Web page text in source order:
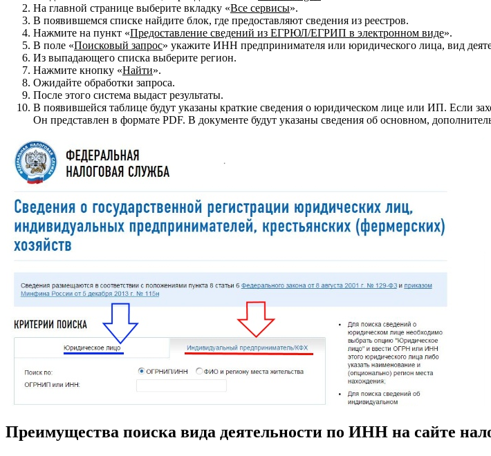
На главной странице выберите вкладку «Все сервисы».
В появившемся списке найдите блок, где предоставляют сведения из реестров.
Нажмите на пункт «Предоставление сведений из ЕГРЮЛ/ЕГРИП в электронном виде».
В поле «Поисковый запрос» укажите ИНН предпринимателя или юридического лица, вид
Из выпадающего списка выберите регион.
Нажмите кнопку «Найти».
Ожидайте обработки запроса.
После этого система выдаст результаты.
В появившейся таблице будут указаны краткие сведения о юридическом лице или ИП. Если
Он представлен в формате PDF. В документе будут указаны сведения об основном,
Преимущества поиска вида деятельности по ИНН на сайте